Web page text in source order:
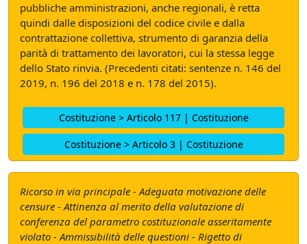
pubbliche amministrazioni, anche regionali, è retta
quindi dalle disposizioni del codice civile e dalla
contrattazione collettiva, strumento di garanzia della
parità di trattamento dei lavoratori, cui la stessa legge
dello Stato rinvia. (Precedenti citati: sentenze n. 146 del
2019, n. 196 del 2018 e n. 178 del 2015).
Costituzione > Articolo 117 | Costituzione
Costituzione > Articolo 3 | Costituzione
Ricorso in via principale - Adeguata motivazione delle
censure - Attinenza al merito della valutazione di
conferenza del parametro costituzionale asseritamente
violato - Ammissibilità delle questioni - Rigetto di